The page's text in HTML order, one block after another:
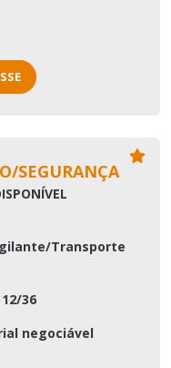
SEGURANÇA
Transporte
36
negociável